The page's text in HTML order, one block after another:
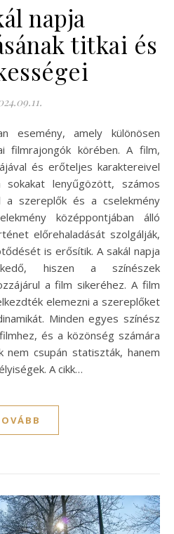
napja
titkai és
filmrajongók körében. A film,
és erőteljes karaktereivel
lenyűgözött, számos
szereplők és a cselekmény
középpontjában álló
előrehaladását szolgálják,
is erősítik. A sakál napja
hiszen a színészek
a film sikeréhez. A film
elemezni a szereplőket
Minden egyes színész
és a közönség számára
nem csupán statiszták, hanem
A cikk…